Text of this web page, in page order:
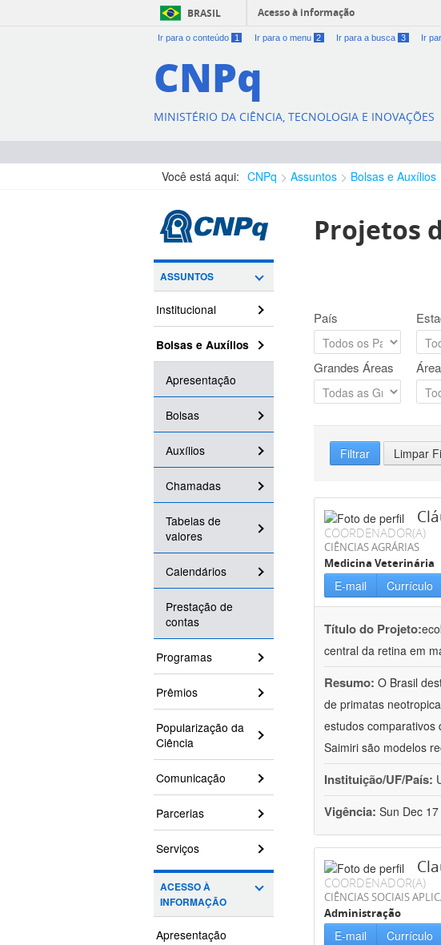
BRASIL Acesso à informação
Ir para o conteúdo 1 Ir para o menu 2 Ir para a busca 3 Ir
CNPq
MINISTÉRIO DA CIÊNCIA, TECNOLOGIA E INOVAÇÕES
Você está aqui: CNPq Assuntos Bolsas e Auxílios
ASSUNTOS
Institucional
Bolsas e Auxílios
Apresentação
Bolsas
Auxílios
Chamadas
Tabelas de
valores
Calendários
Prestação de
contas
Programas
Prêmios
Popularização da
Ciência
Comunicação
Parcerias
Serviços
ACESSO À
INFORMAÇÃO
Apresentação
Projetos
País
Grandes Áreas
Filtrar Limpar
COORDENADOR(A)
CIÊNCIAS AGRÁRIAS
Medicina Veterinária
E-mail Currículo
Título do Projeto:
central da retina em
Resumo: O Brasil
de primatas
estudos comparativos
Saimiri são modelos
Instituição/UF/País:
Vigência: Sun Dec
COORDENADOR(A)
CIÊNCIAS SOCIAIS
Administração
E-mail Currículo